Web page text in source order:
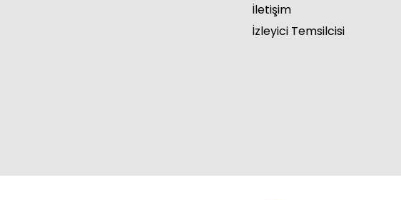
İletişim
İzleyici Temsilcisi